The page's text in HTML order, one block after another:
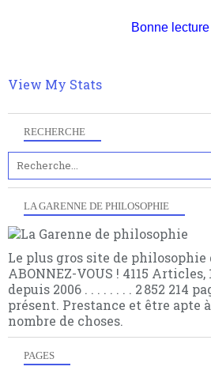
RECHERCHE
LA GARENNE DE PHILOSOPHIE
Le plus gros site de philosophie
ABONNEZ-VOUS ! 4115 Articles,
depuis 2006 . . . . . . . . 2 852 214
présent. Prestance et être apte
nombre de choses.
PAGES
contrat est la marque d'une
choses.
Bonne lecture
View My Stats